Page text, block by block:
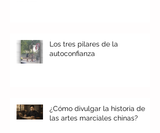
Los tres pilares de la
autoconfianza
¿Cómo divulgar la historia de
las artes marciales chinas?